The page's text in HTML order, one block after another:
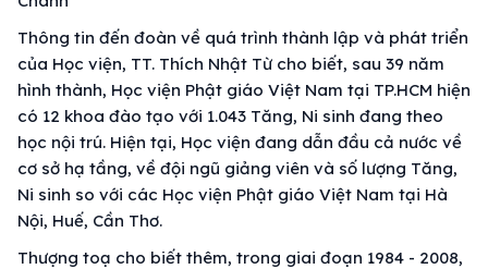
Thông tin đến đoàn về quá trình thành lập và phát triển
của Học viện, TT. Thích Nhật Từ cho biết, sau 39 năm
hình thành, Học viện Phật giáo Việt Nam tại TP.HCM hiện
có 12 khoa đào tạo với 1.043 Tăng, Ni sinh đang theo
học nội trú. Hiện tại, Học viện đang dẫn đầu cả nước về
cơ sở hạ tầng, về đội ngũ giảng viên và số lượng Tăng,
Ni sinh so với các Học viện Phật giáo Việt Nam tại Hà
Nội, Huế, Cần Thơ.
Thượng toạ cho biết thêm, trong giai đoạn 1984 - 2008,